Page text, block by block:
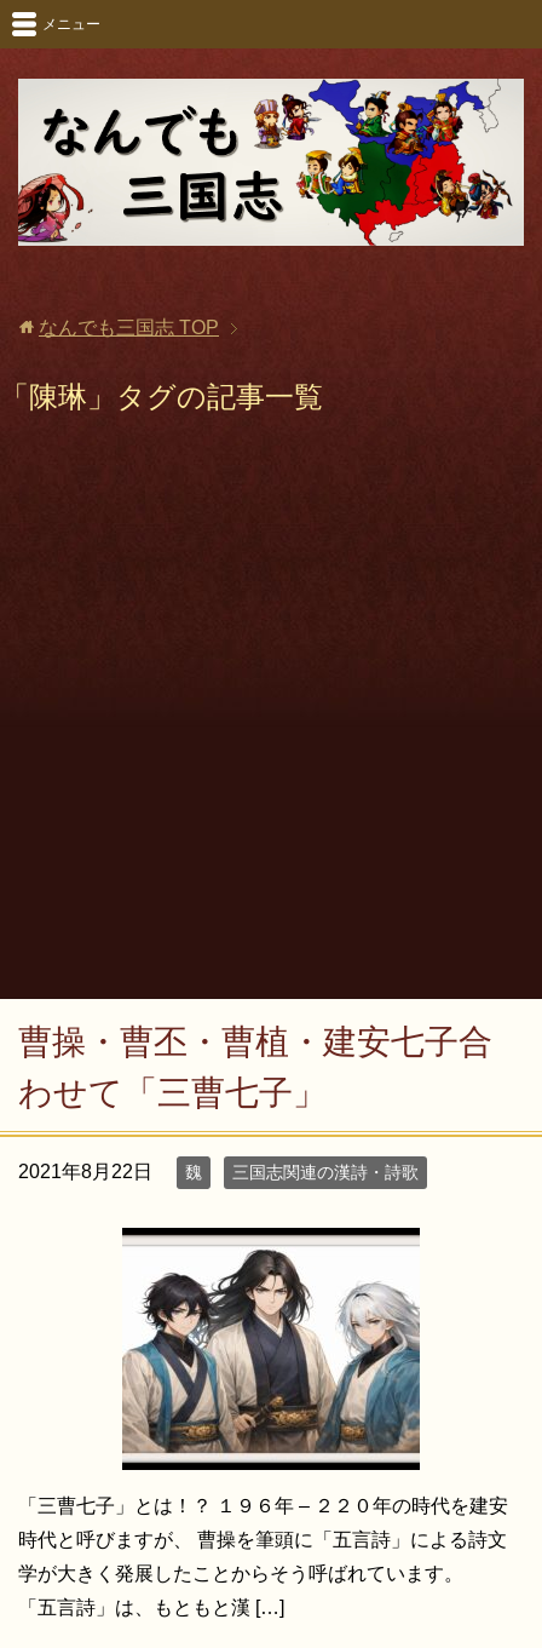
メニュー
なんでも三国志 TOP
「陳琳」タグの記事一覧
曹操・曹丕・曹植・建安七子合
わせて「三曹七子」
2021年8月22日 魏 三国志関連の漢詩・詩歌
「三曹七子」とは！？ １９６年 – ２２０年の時代を建安
時代と呼びますが、 曹操を筆頭に「五言詩」による詩文
学が大きく発展したことからそう呼ばれています。
「五言詩」は、もともと漢 […]